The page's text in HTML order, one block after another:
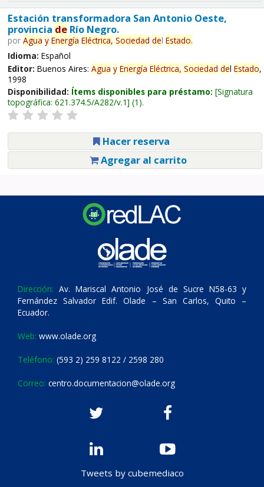
Estación transformadora San Antonio Oeste,
provincia deRío Negro.
por Agua y Energía Eléctrica, Sociedad del Estado.
Idioma: Español
Editor: Buenos Aires: Agua y Energía Eléctrica, Sociedad del Estado,
1998
Disponibilidad: Ítems disponibles para préstamo: Signatura
topográfica: 621.374.5/A282/v.1 (1).
Hacer reserva
Agregar al carrito
Dirección: Av. Mariscal Antonio José de Sucre N58-63 y
Fernández Salvador Edif. Olade – San Carlos, Quito –
Ecuador.
Web: www.olade.org
Teléfono: (593 2) 259 8122 / 2598 280
Correo: centro.documentacion@olade.org
Tweets by cubemediaco